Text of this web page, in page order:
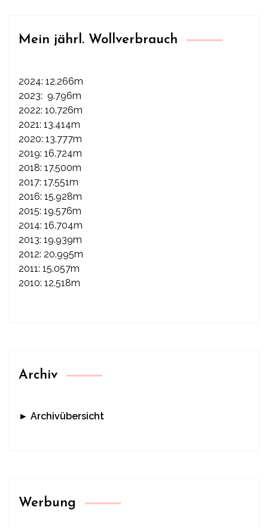
Mein jährl. Wollverbrauch
2024: 12.266m
2023: 9.796m
2022: 10.726m
2021: 13.414m
2020: 13.777m
2019: 16.724m
2018: 17.500m
2017: 17.551m
2016: 15.928m
2015: 19.576m
2014: 16.704m
2013: 19.939m
2012: 20.995m
2011: 15.057m
2010: 12.518m
Archiv
► Archivübersicht
Werbung